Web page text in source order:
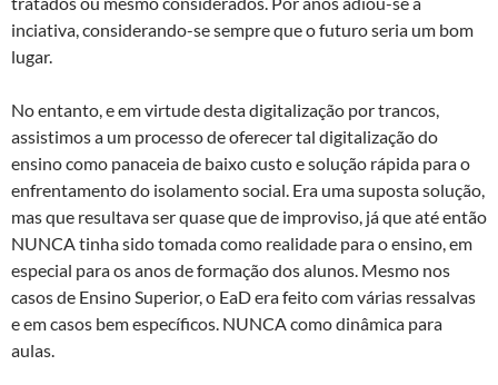
inciativa, considerando-se sempre que o futuro seria um bom
lugar.
No entanto, e em virtude desta digitalização por trancos,
assistimos a um processo de oferecer tal digitalização do
ensino como panaceia de baixo custo e solução rápida para o
enfrentamento do isolamento social. Era uma suposta solução,
mas que resultava ser quase que de improviso, já que até então
NUNCA tinha sido tomada como realidade para o ensino, em
especial para os anos de formação dos alunos. Mesmo nos
casos de Ensino Superior, o EaD era feito com várias ressalvas
e em casos bem específicos. NUNCA como dinâmica para
aulas.